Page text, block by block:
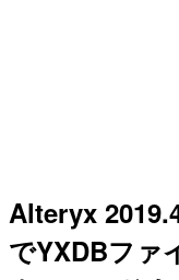
Alteryx
でYXDBファ